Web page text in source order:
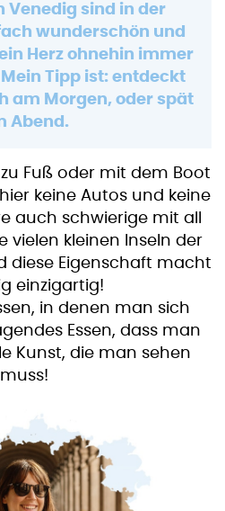
Venedig sind in der
wunderschön und
Herz ohnehin immer
Tipp ist: entdeckt
am Morgen, oder spät
Abend.
Fuß oder mit dem Boot
keine Autos und keine
auch schwierige mit all
vielen kleinen Inseln der
diese Eigenschaft macht
einzigartig!
in denen man sich
Essen, dass man
Kunst, die man sehen
muss!